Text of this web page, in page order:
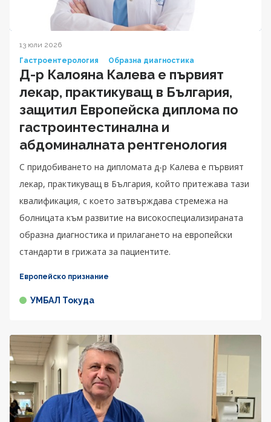
13 юли 2026
Гастроентерология
Образна диагностика
Д-р Калояна Калева е първият
лекар, практикуващ в България,
защитил Европейска диплома по
гастроинтестинална и
абдоминалната рентгенология
С придобиването на дипломата д-р Калева е първият
лекар, практикуващ в България, който притежава тази
квалификация, с което затвърждава стремежа на
болницата към развитие на високоспециализираната
образна диагностика и прилагането на европейски
стандарти в грижата за пациентите.
Европейско признание
УМБАЛ Токуда